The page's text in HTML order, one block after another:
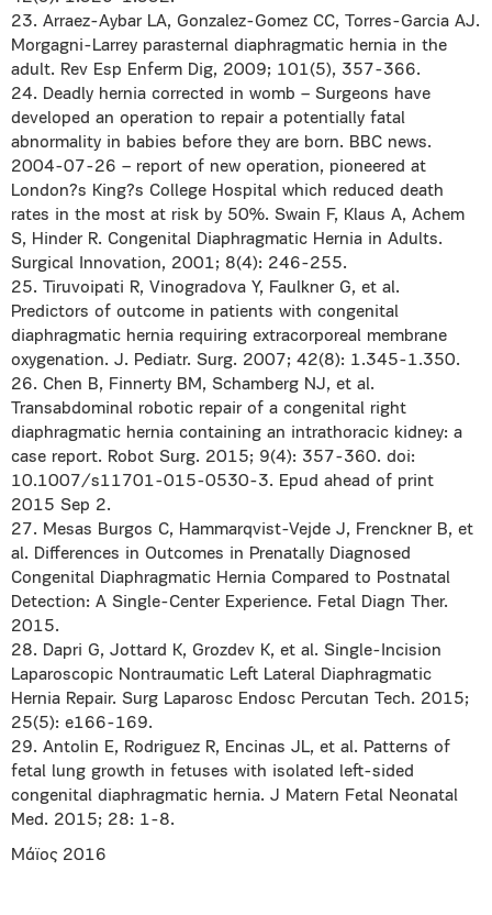
23. Arraez-Aybar LA, Gonzalez-Gomez CC, Torres-Garcia AJ.
Morgagni-Larrey parasternal diaphragmatic hernia in the
adult. Rev Esp Enferm Dig, 2009; 101(5), 357-366.
24. Deadly hernia corrected in womb – Surgeons have
developed an operation to repair a potentially fatal
abnormality in babies before they are born. BBC news.
2004-07-26 – report of new operation, pioneered at
London?s King?s College Hospital which reduced death
rates in the most at risk by 50%. Swain F, Klaus A, Achem
S, Hinder R. Congenital Diaphragmatic Hernia in Adults.
Surgical Innovation, 2001; 8(4): 246-255.
25. Tiruvoipati R, Vinogradova Y, Faulkner G, et al.
Predictors of outcome in patients with congenital
diaphragmatic hernia requiring extracorporeal membrane
oxygenation. J. Pediatr. Surg. 2007; 42(8): 1.345-1.350.
26. Chen B, Finnerty BM, Schamberg NJ, et al.
Transabdominal robotic repair of a congenital right
diaphragmatic hernia containing an intrathoracic kidney: a
case report. Robot Surg. 2015; 9(4): 357-360. doi:
10.1007/s11701-015-0530-3. Epud ahead of print
2015 Sep 2.
27. Mesas Burgos C, Hammarqvist-Vejde J, Frenckner B, et
al. Differences in Outcomes in Prenatally Diagnosed
Congenital Diaphragmatic Hernia Compared to Postnatal
Detection: A Single-Center Experience. Fetal Diagn Ther.
2015.
28. Dapri G, Jottard K, Grozdev K, et al. Single-Incision
Laparoscopic Nontraumatic Left Lateral Diaphragmatic
Hernia Repair. Surg Laparosc Endosc Percutan Tech. 2015;
25(5): e166-169.
29. Antolin E, Rodriguez R, Encinas JL, et al. Patterns of
fetal lung growth in fetuses with isolated left-sided
congenital diaphragmatic hernia. J Matern Fetal Neonatal
Med. 2015; 28: 1-8.
Μάϊος 2016